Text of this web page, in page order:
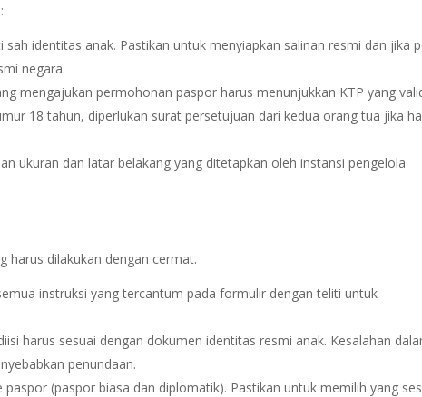
identitas anak. Pastikan untuk menyiapkan salinan resmi dan jika
negara.
mengajukan permohonan paspor harus menunjukkan KTP yang
18 tahun, diperlukan surat persetujuan dari kedua orang tua jika
ukuran dan latar belakang yang ditetapkan oleh instansi pengelola
harus dilakukan dengan cermat.
instruksi yang tercantum pada formulir dengan teliti untuk
harus sesuai dengan dokumen identitas resmi anak. Kesalahan
penundaan.
paspor (paspor biasa dan diplomatik). Pastikan untuk memilih yang